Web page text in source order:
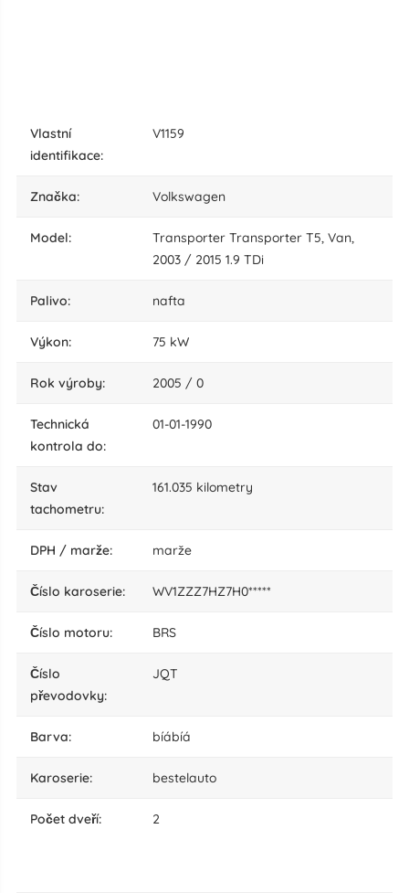
vlastní
identifikace:
V1159
značka: Volkswagen
model:
Transporter Transporter T5, Van,
2003 / 2015 1.9 TDi
palivo: nafta
výkon: 75 kW
rok výroby: 2005 / 0
technická
kontrola do:
01-01-1990
stav
tachometru:
161.035 kilometry
DPH / marže: marže
číslo karoserie: WV1ZZZ7HZ7H0*****
číslo motoru: BRS
číslo
převodovky:
JQT
barva: bíábíá
karoserie: bestelauto
počet dveří: 2